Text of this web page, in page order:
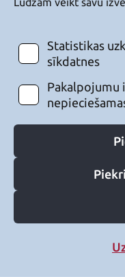
Statistikas
sīkdatnes
Pakalpojumu